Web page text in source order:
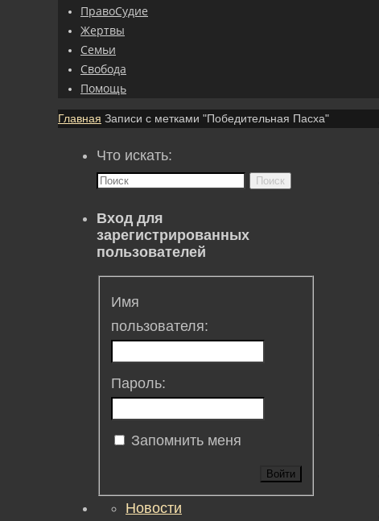
ПравоСудие
Жертвы
Семьи
Свобода
Помощь
Главная Записи с метками "Победительная Пасха"
Что искать:
Поиск
Вход для
зарегистрированных
пользователей
Имя
пользователя:
Пароль:
Запомнить меня
Войти
Новости